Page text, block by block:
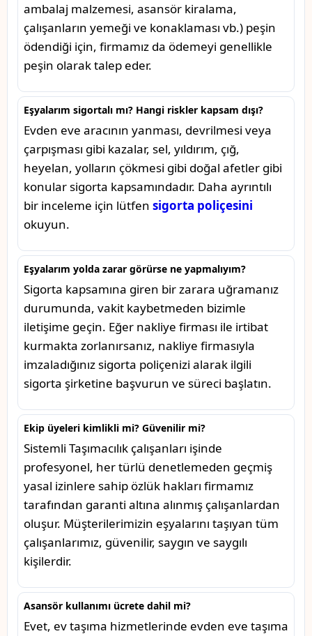
ambalaj malzemesi, asansör kiralama,
çalışanların yemeği ve konaklaması vb.) peşin
ödendiği için, firmamız da ödemeyi genellikle
peşin olarak talep eder.
Eşyalarım sigortalı mı? Hangi riskler kapsam dışı?
Evden eve aracının yanması, devrilmesi veya
çarpışması gibi kazalar, sel, yıldırım, çığ,
heyelan, yolların çökmesi gibi doğal afetler gibi
konular sigorta kapsamındadır. Daha ayrıntılı
bir inceleme için lütfen sigorta poliçesini
okuyun.
Eşyalarım yolda zarar görürse ne yapmalıyım?
Sigorta kapsamına giren bir zarara uğramanız
durumunda, vakit kaybetmeden bizimle
iletişime geçin. Eğer nakliye firması ile irtibat
kurmakta zorlanırsanız, nakliye firmasıyla
imzaladığınız sigorta poliçenizi alarak ilgili
sigorta şirketine başvurun ve süreci başlatın.
Ekip üyeleri kimlikli mi? Güvenilir mi?
Sistemli Taşımacılık çalışanları işinde
profesyonel, her türlü denetlemeden geçmiş
yasal izinlere sahip özlük hakları firmamız
tarafından garanti altına alınmış çalışanlardan
oluşur. Müşterilerimizin eşyalarını taşıyan tüm
çalışanlarımız, güvenilir, saygın ve saygılı
kişilerdir.
Asansör kullanımı ücrete dahil mi?
Evet, ev taşıma hizmetlerinde evden eve taşıma